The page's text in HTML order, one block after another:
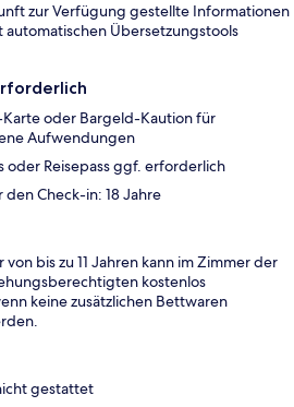
zur Verfügung gestellte Informationen
Übersetzungstools
oder Bargeld-Kaution für
Aufwendungen
oder Reisepass ggf. erforderlich
Check-in: 18 Jahre
von bis zu 11 Jahren kann im Zimmer der
kostenlos
keine zusätzlichen Bettwaren
gestattet